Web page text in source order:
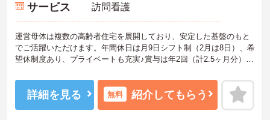
サービス 訪問看護
運営母体は複数の高齢者住宅を展開しており、安定した基盤のもと
でご活躍いただけます。年間休日は月9日シフト制（2月は8日）、希
望休制度あり、プライベートも充実♪賞与は年2回（計2.5ヶ月分）の
当5,600円支給）や育児給付金制度（最大10万円支給）など、福利厚
生も魅力。社内研修や資格取得支援制度（対象資格の取得費用を最
大10万円まで補助）も整っており、スキルアップを目指せます。ご
詳細を見る 無料 紹介してもらう